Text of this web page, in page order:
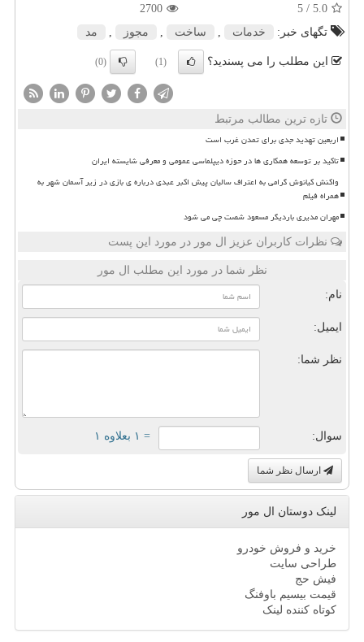
5.0
/ 5
2700
تگهای خبر:
خدمات ساخت مجوز مد
این مطلب را می پسندید؟ (1)
(0)
تازه ترین مطالب مرتبط
اربعین تهدید جدی برای تمدن غرب است
تاکید بر توسعه همکاری ها در حوزه دیپلماسی عمومی و معرفی شایسته ایران
واکنش کیانوش گرامی به اعتراف سالیان پیش اکبر عبدی درباره ی بازی در زیر آسمان شهر به
همراه فیلم
مهران مدیری باردیگر مسعود شصت چی می شود
نظرات کاربران عزیز ال مور در مورد این پست
نظر شما در مورد این مطلب ال مور
نام:
ایمیل:
نظر شما:
سوال: = ۱ بعلاوه ۱
ارسال نظر شما
لینک دوستان ال مور
خرید و فروش خودرو
طراحی سایت
فیش حج
قیمت بیسیم باوفنگ
کوتاه کننده لینک